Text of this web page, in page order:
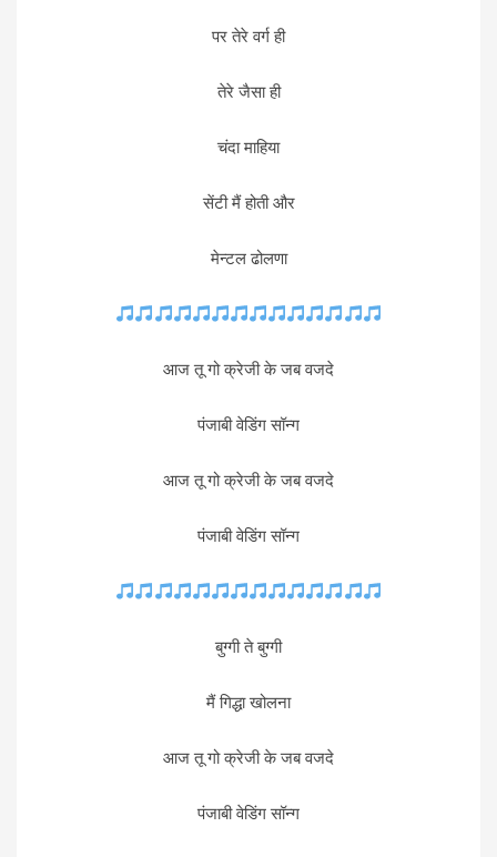
पर तेरे वर्ग ही
तेरे जैसा ही
चंदा माहिया
सेंटी मैं होती और
मेन्टल ढोलणा
आज तू गो क्रेजी के जब वजदे
पंजाबी वेडिंग सॉन्ग
आज तू गो क्रेजी के जब वजदे
पंजाबी वेडिंग सॉन्ग
बुग्गी ते बुग्गी
मैं गिद्धा खोलना
आज तू गो क्रेजी के जब वजदे
पंजाबी वेडिंग सॉन्ग